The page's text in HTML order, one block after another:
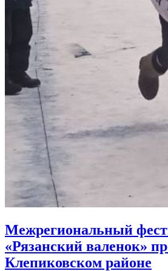
Межрегиональный
«Рязанский валенок»
Клепиковском районе